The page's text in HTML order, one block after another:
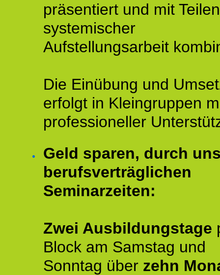
präsentiert und mit Teilen
systemischer
Aufstellungsarbeit
Die Einübung und
erfolgt in Kleingruppen
professioneller
Geld sparen, durch
berufsverträglichen
Seminarzeiten:
Zwei Ausbildungstage
Block am Samstag und
Sonntag über zehn